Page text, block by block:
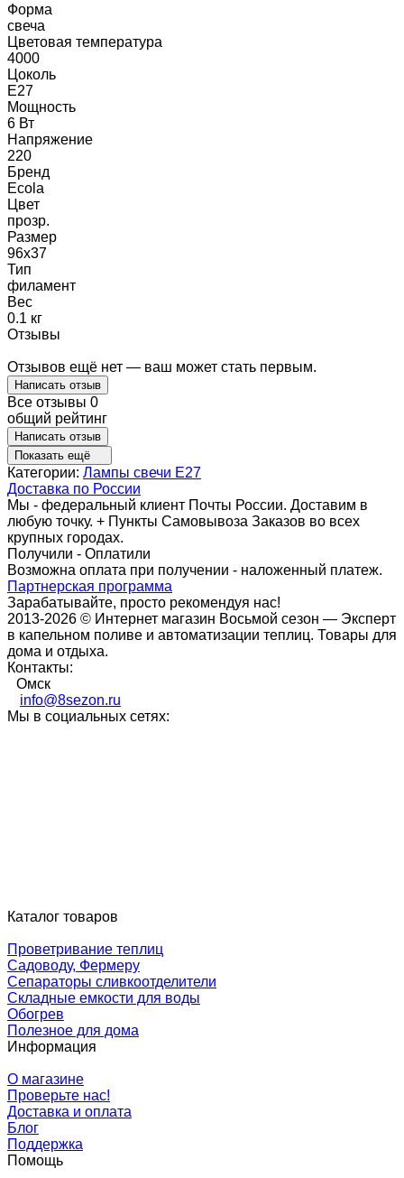
Форма
свеча
Цветовая температура
4000
Цоколь
E27
Мощность
6 Вт
Напряжение
220
Бренд
Ecola
Цвет
прозр.
Размер
96x37
Тип
филамент
Вес
0.1 кг
Отзывы
Отзывов ещё нет — ваш может стать первым.
Написать отзыв
Все отзывы 0
общий рейтинг
Написать отзыв
Показать ещё
Категории: Лампы свечи Е27
Доставка по России
Мы - федеральный клиент Почты России. Доставим в
любую точку. + Пункты Самовывоза Заказов во всех
крупных городах.
Получили - Оплатили
Возможна оплата при получении - наложенный платеж.
Партнерская программа
Зарабатывайте, просто рекомендуя нас!
2013-2026 © Интернет магазин Восьмой сезон — Эксперт
в капельном поливе и автоматизации теплиц. Товары для
дома и отдыха.
Контакты:
Омск
info@8sezon.ru
Мы в социальных сетях:
Каталог товаров
Проветривание теплиц
Садоводу, Фермеру
Сепараторы сливкоотделители
Складные емкости для воды
Обогрев
Полезное для дома
Информация
О магазине
Проверьте нас!
Доставка и оплата
Блог
Поддержка
Помощь